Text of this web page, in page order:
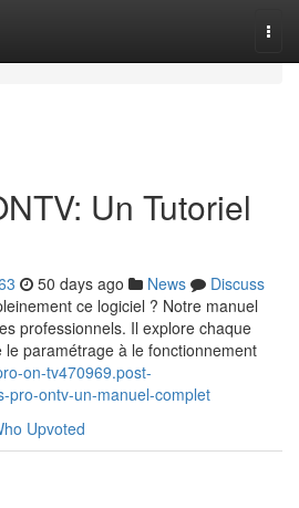
Un Tutoriel
50 days ago News
Discuss
ce logiciel ? Notre manuel
professionnels. Il explore chaque
paramétrage à le fonctionnement
on-tv470969.post-
pro-ontv-un-manuel-complet
Upvoted